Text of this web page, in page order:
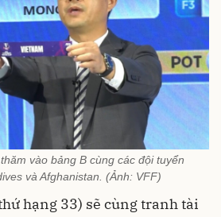
vào bảng B cùng các đội tuyển
và Afghanistan. (Ảnh: VFF)
hạng 33) sẽ cùng tranh tài